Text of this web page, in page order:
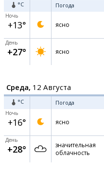
°C Погода
Ночь
+13° ясно
День
+27° ясно
Среда, 12 Августа
°C Погода
Ночь
+16° ясно
День
+28°
значительная
облачность